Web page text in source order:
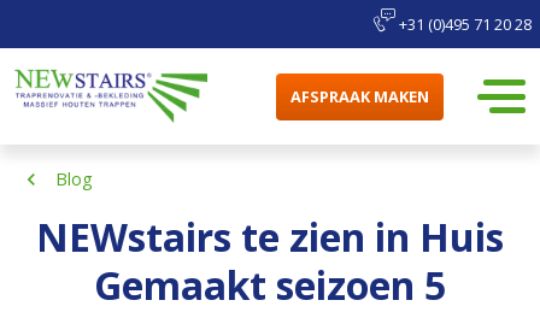
+31 (0)495 71 20 28
AFSPRAAK MAKEN
Blog
NEWstairs te zien in Huis
Gemaakt seizoen 5